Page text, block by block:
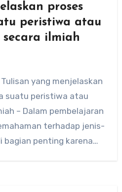
proses
peristiwa atau
secara ilmiah
yang menjelaskan
suatu peristiwa atau
– Dalam pembelajaran
terhadap jenis-
bagian penting karena